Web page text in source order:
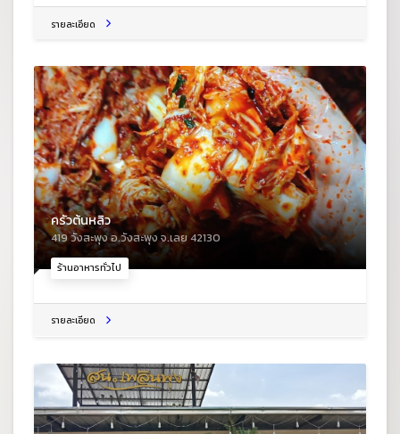
รายละเอียด
ร้านอาหารทั่วไป
ครัวต้นหลิว
419 วังสะพุง อ.วังสะพุง จ.เลย 42130
รายละเอียด